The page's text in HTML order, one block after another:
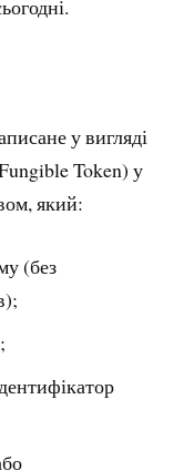
у вигляді
Token) у
який:
(без